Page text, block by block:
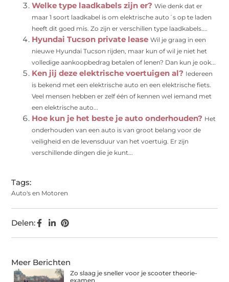
Welke type laadkabels zijn er? Wie denk dat er
maar 1 soort laadkabel is om elektrische auto´s op te laden
heeft dit goed mis. Zo zijn er verschillen type laadkabels....
Hyundai Tucson private lease Wil je graag in een
nieuwe Hyundai Tucson rijden, maar kun of wil je niet het
volledige aankoopbedrag betalen of lenen? Dan kun je ook...
Ken jij deze elektrische voertuigen al? Iedereen
is bekend met een elektrische auto en een elektrische fiets.
Veel mensen hebben er zelf één of kennen wel iemand met
een elektrische auto...
Hoe kun je het beste je auto onderhouden? Het
onderhouden van een auto is van groot belang voor de
veiligheid en de levensduur van het voertuig. Er zijn
verschillende dingen die je kunt...
Tags:
Auto's en Motoren
Delen:
Meer Berichten
Zo slaag je sneller voor je scooter theorie-
examen